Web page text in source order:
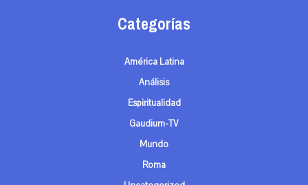
Categorías
América Latina
Análisis
Espiritualidad
Gaudium-TV
Mundo
Roma